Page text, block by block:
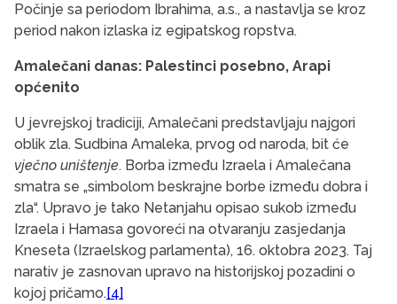
Počinje sa periodom Ibrahima, a.s., a nastavlja se kroz
period nakon izlaska iz egipatskog ropstva.
Amalečani danas: Palestinci posebno, Arapi
općenito
U jevrejskoj tradiciji, Amalečani predstavljaju najgori
oblik zla. Sudbina Amaleka, prvog od naroda, bit će
vječno uništenje. Borba između Izraela i Amalečana
smatra se „simbolom beskrajne borbe između dobra i
zla“. Upravo je tako Netanjahu opisao sukob između
Izraela i Hamasa govoreći na otvaranju zasjedanja
Kneseta (Izraelskog parlamenta), 16. oktobra 2023. Taj
narativ je zasnovan upravo na historijskoj pozadini o
kojoj pričamo.[4]